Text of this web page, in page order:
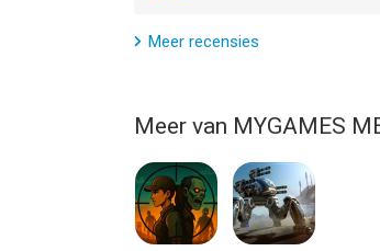
Meer recensies
Meer van MYGAMES